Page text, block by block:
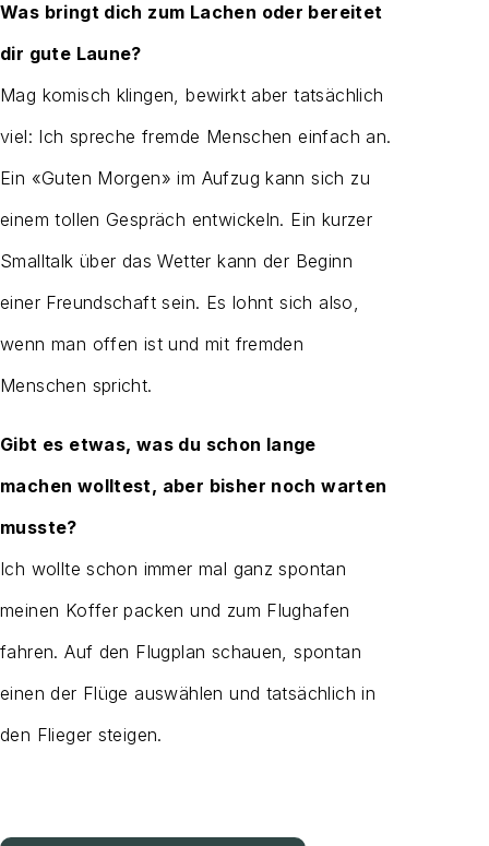
Was bringt dich zum Lachen oder bereitet
dir gute Laune?
Mag komisch klingen, bewirkt aber tatsächlich
viel: Ich spreche fremde Menschen einfach an.
Ein «Guten Morgen» im Aufzug kann sich zu
einem tollen Gespräch entwickeln. Ein kurzer
Smalltalk über das Wetter kann der Beginn
einer Freundschaft sein. Es lohnt sich also,
wenn man offen ist und mit fremden
Menschen spricht.
Gibt es etwas, was du schon lange
machen wolltest, aber bisher noch warten
musste?
Ich wollte schon immer mal ganz spontan
meinen Koffer packen und zum Flughafen
fahren. Auf den Flugplan schauen, spontan
einen der Flüge auswählen und tatsächlich in
den Flieger steigen.